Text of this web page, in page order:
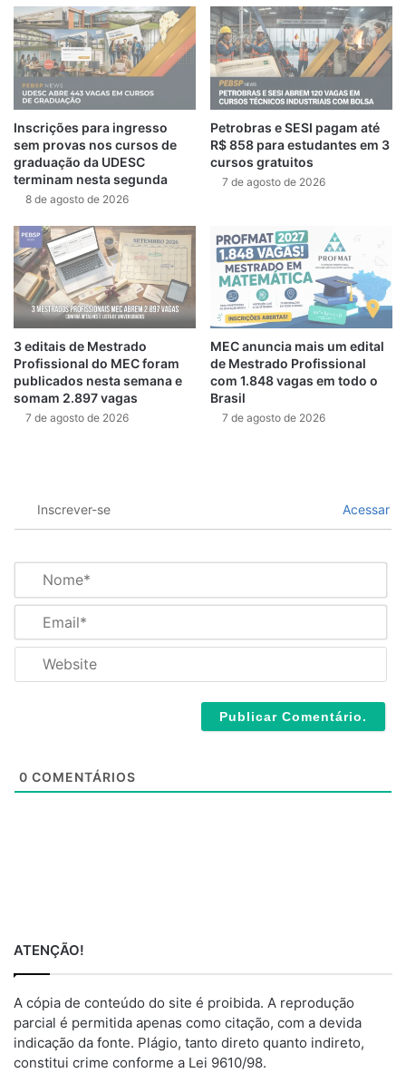
Inscrições para ingresso
sem provas nos cursos de
graduação da UDESC
terminam nesta segunda
8 de agosto de 2026
Petrobras e SESI pagam até
R$ 858 para estudantes em 3
cursos gratuitos
7 de agosto de 2026
3 editais de Mestrado
Profissional do MEC foram
publicados nesta semana e
somam 2.897 vagas
7 de agosto de 2026
MEC anuncia mais um edital
de Mestrado Profissional
com 1.848 vagas em todo o
Brasil
7 de agosto de 2026
Inscrever-se Acessar
m
*a
l
0 COMENTÁRIOS
ATENÇÃO!
A cópia de conteúdo do site é proibida. A reprodução
parcial é permitida apenas como citação, com a devida
indicação da fonte. Plágio, tanto direto quanto indireto,
constitui crime conforme a Lei 9610/98.